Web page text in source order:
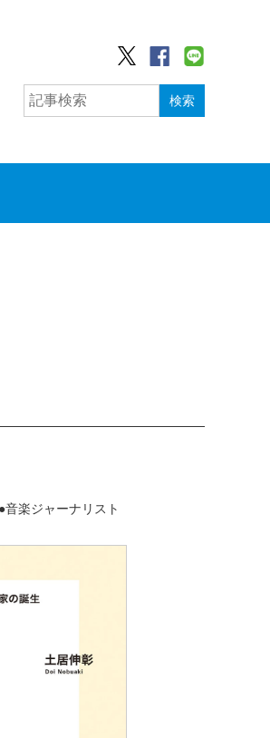
検索
音楽ジャーナリスト